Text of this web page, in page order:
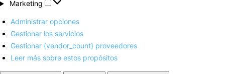
Marketing
Marketing
Administrar opciones
Gestionar los servicios
Gestionar {vendor_count} proveedores
Leer más sobre estos propósitos